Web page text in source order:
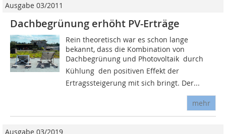
Ausgabe 03/2011
Dachbegrünung erhöht PV-Erträge
Rein theoretisch war es schon lange
bekannt, dass die Kombination von
Dachbegrünung und Photovoltaik  durch
Kühlung  den positiven Effekt der
Ertragssteigerung mit sich bringt. Der...
mehr
Ausgabe 03/2019